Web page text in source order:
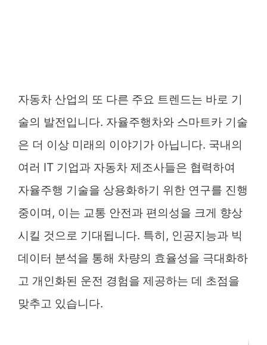
자동차 산업의 또 다른 주요 트렌드는 바로 기
술의 발전입니다. 자율주행차와 스마트카 기술
은 더 이상 미래의 이야기가 아닙니다. 국내의
여러 IT 기업과 자동차 제조사들은 협력하여
자율주행 기술을 상용화하기 위한 연구를 진행
중이며, 이는 교통 안전과 편의성을 크게 향상
시킬 것으로 기대됩니다. 특히, 인공지능과 빅
데이터 분석을 통해 차량의 효율성을 극대화하
고 개인화된 운전 경험을 제공하는 데 초점을
맞추고 있습니다.